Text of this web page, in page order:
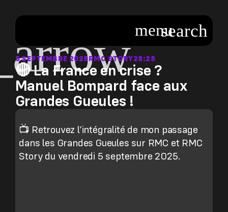
5 SEPTEMBRE 2025RMC STORY28:25
🔴 La France en crise ?
Manuel Bompard face aux
Grandes Gueules !
📺 Retrouvez l’intégralité de mon passage
dans les Grandes Gueules sur RMC et RMC
Story du vendredi 5 septembre 2025.